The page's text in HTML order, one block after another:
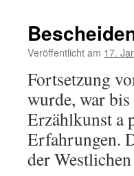
Veröffentlicht am 17.
Fortsetzung
wurde, war
Erzählkunst a
Erfahrungen.
der